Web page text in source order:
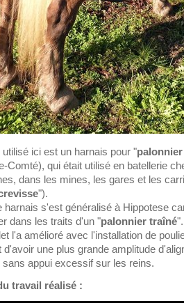
utilisé ici est un harnais pour "
Comté), qui était utilisé en batellerie
dans les mines, les gares et les
").
harnais s'est généralisé à Hippotese
dans les traits d'un "palonnier traîné".
l'a amélioré avec l'installation de
d'avoir une plus grande amplitude
sans appui excessif sur les reins.
travail réalisé :